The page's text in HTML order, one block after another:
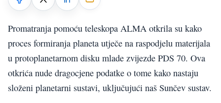
Promatranja pomoću teleskopa ALMA otkrila su kako
proces formiranja planeta utječe na raspodjelu materijala
u protoplanetarnom disku mlade zvijezde PDS 70. Ova
otkrića nude dragocjene podatke o tome kako nastaju
složeni planetarni sustavi, uključujući naš Sunčev sustav.